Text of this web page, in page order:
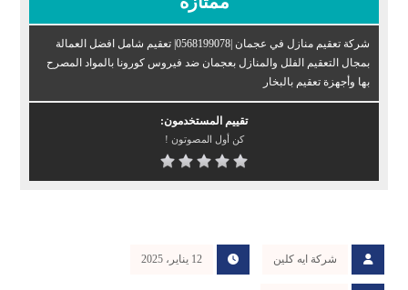
شركة تعقيم منازل في عجمان |0568199078| تعقيم شامل افضل العمالة
بمجال التعقيم الفلل والمنازل بعجمان ضد فيروس كورونا بالمواد المصرح
بها وأجهزة تعقيم بالبخار
تقييم المستخدمون:
كن أول المصوتون !
شركة ايه كلين 12 يناير، 2025